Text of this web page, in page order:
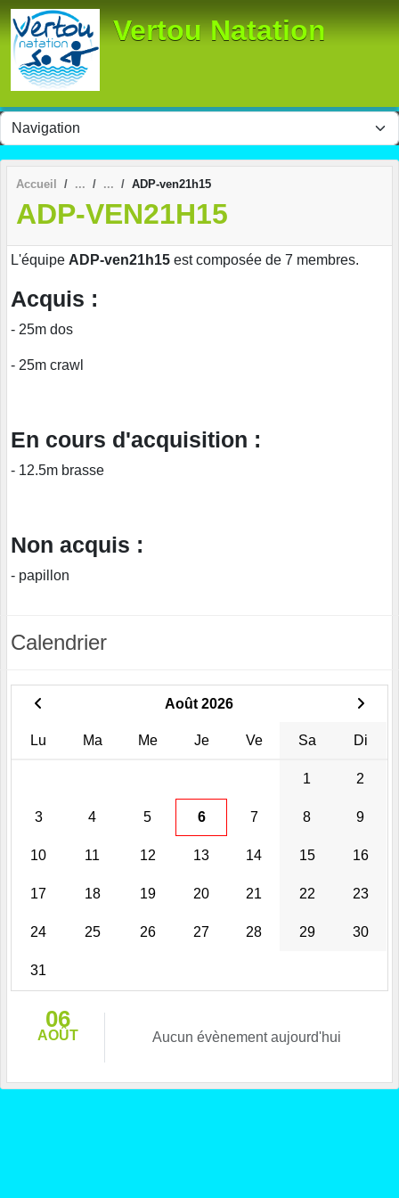
Vertou Natation
Accueil ADP-ven21h15
ADP-VEN21H15
L'équipe ADP-ven21h15 est composée de 7 membres.
Acquis :
- 25m dos
- 25m crawl
En cours d'acquisition :
- 12.5m brasse
Non acquis :
- papillon
Calendrier
Août 2026
Lu Ma Me Je Ve Sa Di
1 2
3 4 5 6 7 8 9
10 11 12 13 14 15 16
17 18 19 20 21 22 23
24 25 26 27 28 29 30
31
06
AOÛT Aucun évènement aujourd'hui
Panneau de gestion des cookies